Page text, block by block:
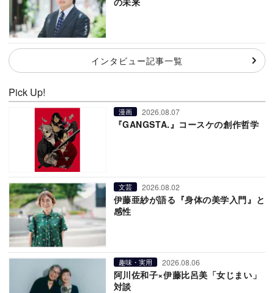
インタビュー記事一覧
Pick Up!
漫画 2026.08.07
『GANGSTA.』コースケの創作哲学
文芸 2026.08.02
伊藤亜紗が語る『身体の美学入門』と
感性
趣味・実用 2026.08.06
阿川佐和子×伊藤比呂美「女じまい」
対談